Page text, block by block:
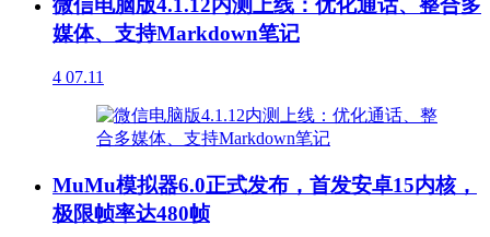
微信电脑版4.1.12内测上线：优化通话、整合多
媒体、支持Markdown笔记
4 07.11
MuMu模拟器6.0正式发布，首发安卓15内核，
极限帧率达480帧